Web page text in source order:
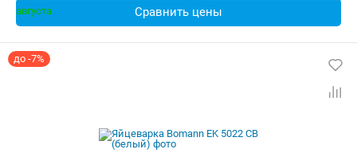
Сравнить цены
до -7%